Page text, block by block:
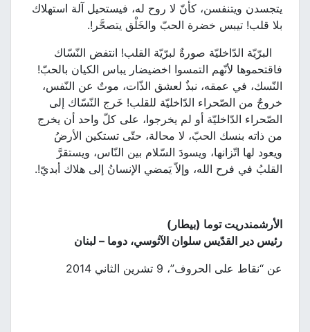
يتجسدن ويتنفسن، كأنّ لا روح له، فيستحيل آلة استهلاك
بلا قلب! تيبس خضرة الحبّ والخَلْق يتصحَّر!.
البرّيّة الدّاخليّة صورةٌ لبرّيّة القلب! انتفض النّسّاك
فاقتحموها لأنّهم التمسوا اخضيضار يباس الكيان بالحبّ!
النّسك، في عمقه، نبذٌ لعشق الذّات، موتٌ عن النّفس،
خروجٌ من الصّحراء الدّاخليّة للقلب! خَرج النّسّاك إلى
الصّحراء الدّاخليّة أو لم يخرجوا، على كلّ واحد أن يخرج
من ذاته بنسك الحبّ، لا محالة، حتّى تستكين الأرضُ
ويعود لها اتّزانها، ويسودَ السّلام بين النّاس، ويستقرَّ
القلبُ في فرح الله، وإلاّ يَمضي الإنسانُ إلى هلاك أبديّ!.
الأرشمندريت توما (بيطار)
رئيس دير القدّيس سلوان الآثوسي، دوما – لبنان
عن “نقاط على الحروف”، 9 تشرين الثاني 2014